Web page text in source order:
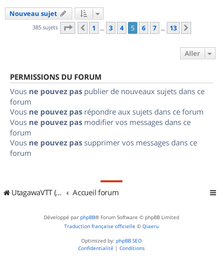
Nouveau sujet
385 sujets Page 5sur 13
Précédent
1 … 3 4 5 6 7 … 13
Aller
PERMISSIONS DU FORUM
Vous ne pouvez pas publier de nouveaux sujets dans ce
forum
Vous ne pouvez pas répondre aux sujets dans ce forum
Vous ne pouvez pas modifier vos messages dans ce
forum
Vous ne pouvez pas supprimer vos messages dans ce
forum
UtagawaVTT (Randos VTT et VTTAE avec traces GPS) Accueil forum
Développé par phpBB® Forum Software © phpBB Limited
Traduction française officielle © Qiaeru
Optimized by: phpBB SEO
Confidentialité | Conditions